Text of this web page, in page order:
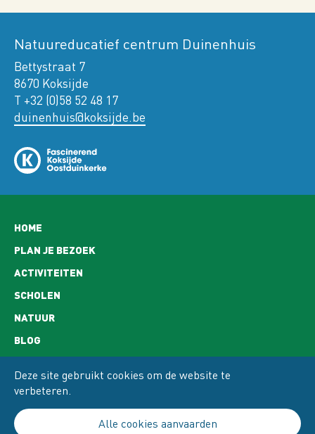
Natuureducatief centrum Duinenhuis
Bettystraat 7
8670 Koksijde
T +32 (0)58 52 48 17
duinenhuis@koksijde.be
Hoofdnavigatie
HOME
PLAN JE BEZOEK
ACTIVITEITEN
SCHOLEN
NATUUR
BLOG
Deze site gebruikt cookies om de website te
verbeteren.
Alle cookies aanvaarden
OPENINGSUREN
ADRES EN BEREIKBAARHEID
PRIVACY